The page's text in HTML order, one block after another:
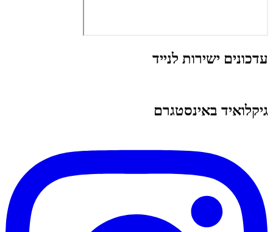
עדכונים ישירות לנייד
גיקלואיד באינסטגרם